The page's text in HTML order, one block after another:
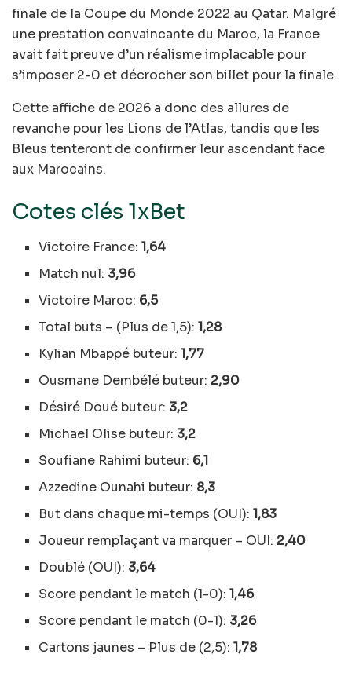
finale de la Coupe du Monde 2022 au Qatar. Malgré
une prestation convaincante du Maroc, la France
avait fait preuve d’un réalisme implacable pour
s’imposer 2-0 et décrocher son billet pour la finale.
Cette affiche de 2026 a donc des allures de
revanche pour les Lions de l’Atlas, tandis que les
Bleus tenteront de confirmer leur ascendant face
aux Marocains.
Cotes clés 1xBet
Victoire France:1,64
Match nul: 3,96
Victoire Maroc: 6,5
Total buts – (Plus de 1,5):1,28
Kylian Mbappé buteur:1,77
Ousmane Dembélé buteur: 2,90
Désiré Doué buteur: 3,2
Michael Olise buteur: 3,2
Soufiane Rahimi buteur: 6,1
Azzedine Ounahi buteur: 8,3
But dans chaque mi-temps (OUI):1,83
Joueur remplaçant va marquer – OUI: 2,40
Doublé (OUI): 3,64
Score pendant le match (1-0):1,46
Score pendant le match (0-1): 3,26
Cartons jaunes – Plus de (2,5):1,78